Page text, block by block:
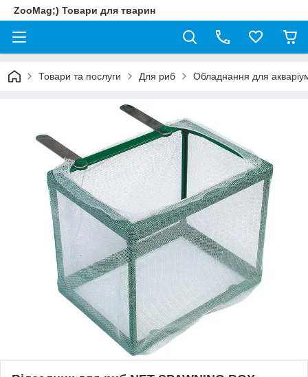
ZooMag;) Товари для тварин
Товари та послуги Для риб Обладнання для